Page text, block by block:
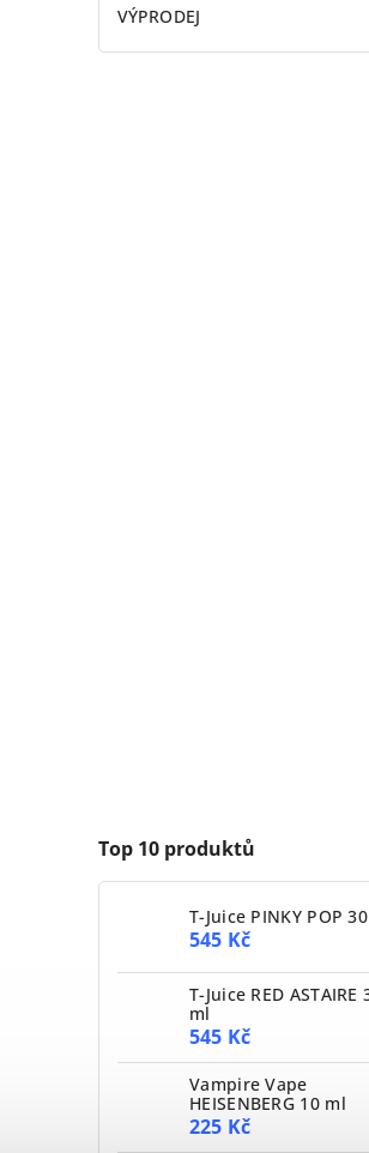
VÝPRODEJ
Top 10 produktů
T-Juice PINKY POP
545 Kč
T-Juice RED ASTAIRE
ml
545 Kč
Vampire Vape
HEISENBERG 10 ml
225 Kč